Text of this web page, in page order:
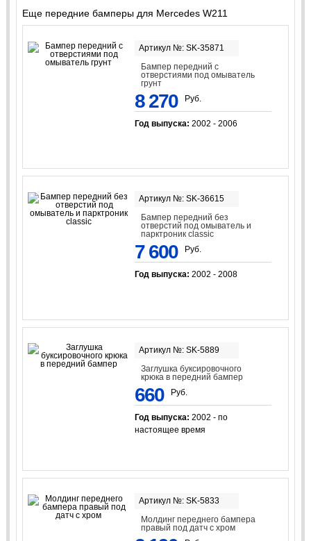
Еще передние бамперы для Mercedes W211
Артикул №: SK-35871
Бампер передний с
отверстиями под омыватель
грунт
8 270 Руб.
Год выпуска: 2002 - 2006
Артикул №: SK-36615
Бампер передний без
отверстий под омыватель и
парктроник classic
7 600 Руб.
Год выпуска: 2002 - 2008
Артикул №: SK-5889
Заглушка буксировочного
крюка в передний бампер
660 Руб.
Год выпуска: 2002 - по
настоящее время
Артикул №: SK-5833
Молдинг переднего бампера
правый под датч с хром